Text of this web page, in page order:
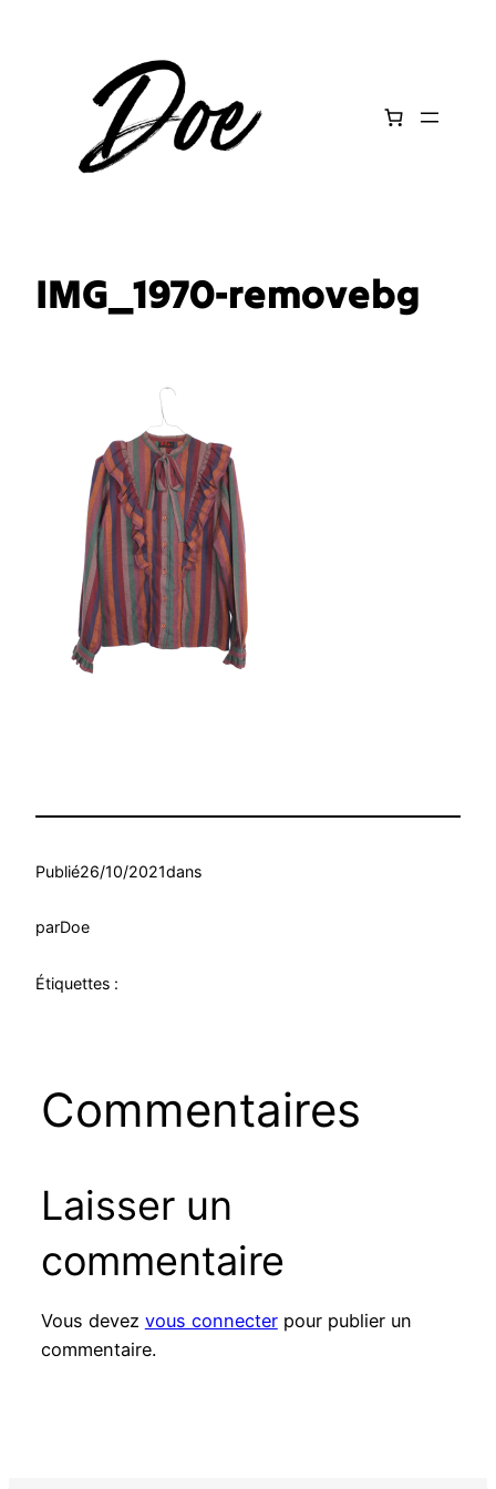
IMG_1970-removebg
Publié26/10/2021dans
parDoe
Étiquettes :
Commentaires
Laisser un
commentaire
Vous devez vous connecterpour publier un
commentaire.